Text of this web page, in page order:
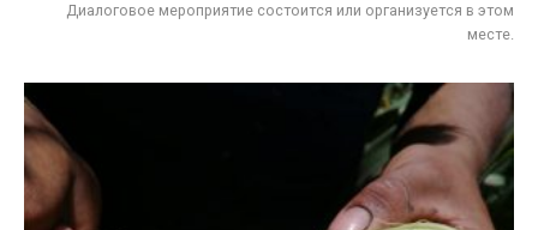
Диалоговое мероприятие состоится или организуется в этом
месте.